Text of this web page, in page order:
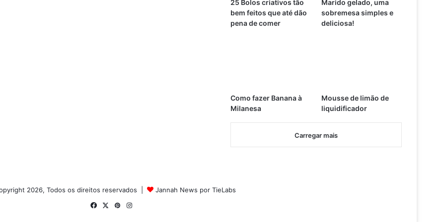
25 Bolos criativos tão
bem feitos que até dão
pena de comer
Marido gelado, uma
sobremesa simples e
deliciosa!
Como fazer Banana à
Milanesa
Mousse de limão de
liquidificador
Carregar mais
2026, Todos os direitos reservados |
Jannah News por TieLabs
Facebook
X PinterestInstagram